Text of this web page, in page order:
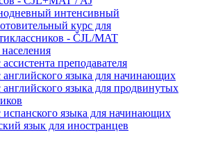
интенсивный
курс для
- ČJL/MAT
преподавателя
английского языка для начинающих
английского языка для продвинутых
испанского языка для начинающих
язык для иностранцев